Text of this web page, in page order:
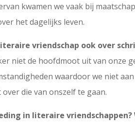
kwamen we vaak bij
het dagelijks leven.
vriendschap ook over
niet de hoofdmoot uit van onze
waardoor we niet
die van onszelf te gaan.
in literaire